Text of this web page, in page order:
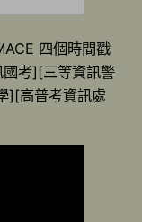
四個時間戳
考][三等資訊警
][高普考資訊處